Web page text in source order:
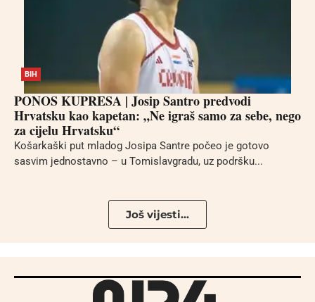
BIH
PONOS KUPRESA | Josip Santro predvodi
Hrvatsku kao kapetan: „Ne igraš samo za sebe, nego
za cijelu Hrvatsku“
Košarkaški put mladog Josipa Santre počeo je gotovo
sasvim jednostavno – u Tomislavgradu, uz podršku...
Još vijesti...